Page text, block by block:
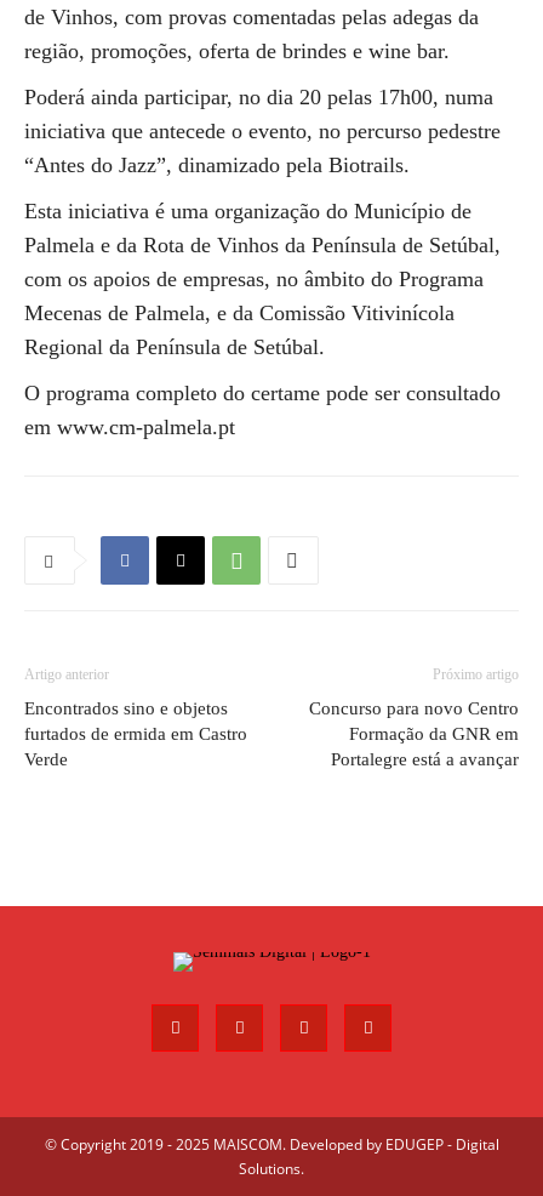
de Vinhos, com provas comentadas pelas adegas da
região, promoções, oferta de brindes e wine bar.
Poderá ainda participar, no dia 20 pelas 17h00, numa
iniciativa que antecede o evento, no percurso pedestre
“Antes do Jazz”, dinamizado pela Biotrails.
Esta iniciativa é uma organização do Município de
Palmela e da Rota de Vinhos da Península de Setúbal,
com os apoios de empresas, no âmbito do Programa
Mecenas de Palmela, e da Comissão Vitivinícola
Regional da Península de Setúbal.
O programa completo do certame pode ser consultado
em www.cm-palmela.pt
Artigo anterior
Encontrados sino e objetos
furtados de ermida em Castro
Verde
Próximo artigo
Concurso para novo Centro
Formação da GNR em
Portalegre está a avançar
© Copyright 2019 - 2025 MAISCOM. Developed by EDUGEP - Digital
Solutions.